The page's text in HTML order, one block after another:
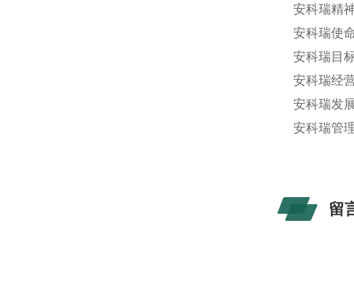
安科瑞精
安科瑞使
安科瑞目
安科瑞经
安科瑞发
安科瑞管
留